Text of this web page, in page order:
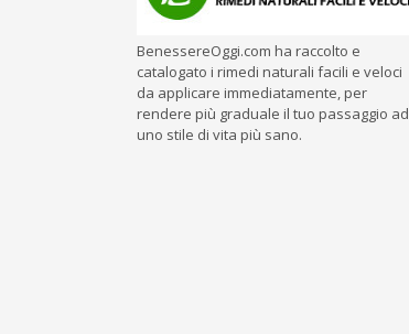
BenessereOggi.com ha raccolto e
catalogato i rimedi naturali facili e veloci
da applicare immediatamente, per
rendere più graduale il tuo passaggio ad
uno stile di vita più sano.